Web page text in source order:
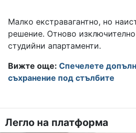
Малко екстравагантно, но
решение. Отново
студийни апартаменти.
Вижте още: Спечелете
съхранение под стълбите
Легло на платформа